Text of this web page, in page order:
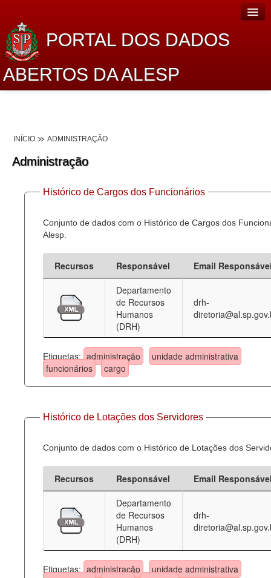
PORTAL DOS DADOS
ABERTOS DA ALESP
Dados Abertos Alesp
Lei de Acesso à Informação
Dados Governamentais Abertos
Planejamento
Catálogo de dados
Processo Legislativo
Administração
Legislação
Agenda
Perguntas frequentes
Contato
INÍCIO ADMINISTRAÇÃO
Administração
Histórico de Cargos dos Funcionários
Conjunto de dados com o Histórico de Cargos dos
Alesp.
Recursos Responsável
Email
Departamento
de Recursos
Humanos
(DRH)
drh-
Etiquetas: administração
unidade administrativa
funcionários
cargo
Histórico de Lotações dos Servidores
Conjunto de dados com o Histórico de Lotações dos
Recursos Responsável
Email
Departamento
de Recursos
Humanos
(DRH)
drh-
Etiquetas: administração
unidade administrativa